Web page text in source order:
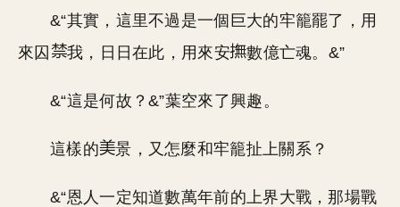
&“其實，這里不過是一個巨大的牢籠罷了，用
來囚
我，日日在此，用來安 數億亡魂。&”
&“這是何故？&”葉空來了興趣。
這樣的 景，又怎麼和牢籠扯上關系？
&“恩人一定知道數萬年前的上界大戰，那場戰